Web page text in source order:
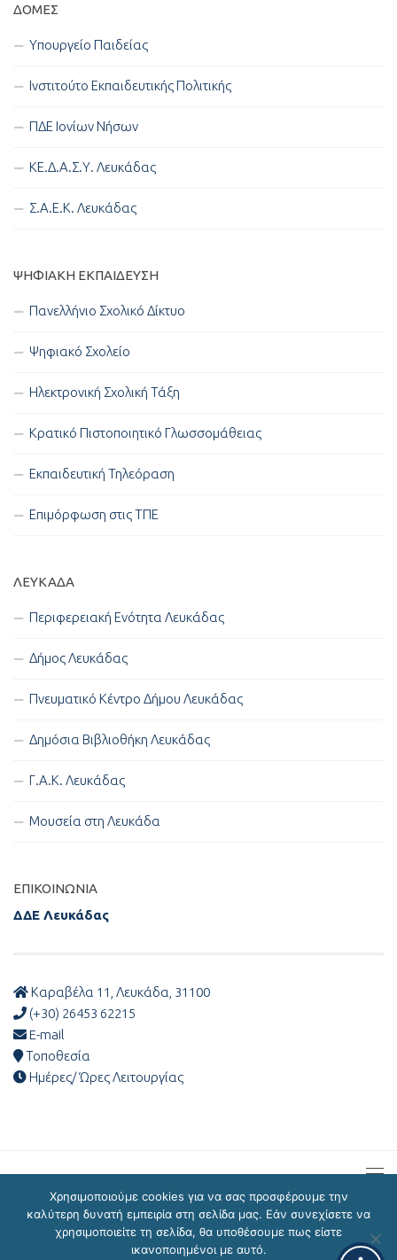
ΔΟΜΈΣ
Υπουργείο Παιδείας
Ινστιτούτο Εκπαιδευτικής Πολιτικής
ΠΔΕ Ιονίων Νήσων
ΚΕ.Δ.Α.Σ.Υ. Λευκάδας
Σ.Α.Ε.Κ. Λευκάδας
ΨΗΦΙΑΚΉ ΕΚΠΑΊΔΕΥΣΗ
Πανελλήνιο Σχολικό Δίκτυο
Ψηφιακό Σχολείο
Ηλεκτρονική Σχολική Τάξη
Κρατικό Πιστοποιητικό Γλωσσομάθειας
Εκπαιδευτική Τηλεόραση
Επιμόρφωση στις ΤΠΕ
ΛΕΥΚΑΔΑ
Περιφερειακή Ενότητα Λευκάδας
Δήμος Λευκάδας
Πνευματικό Κέντρο Δήμου Λευκάδας
Δημόσια Βιβλιοθήκη Λευκάδας
Γ.Α.Κ. Λευκάδας
Μουσεία στη Λευκάδα
ΕΠΙΚΟΙΝΩΝΊΑ
ΔΔΕ Λευκάδας
Καραβέλα 11, Λευκάδα, 31100
(+30) 26453 62215
E-mail
Τοποθεσία
Ημέρες/ Ώρες Λειτουργίας
ΔΔΕ Λευκάδας © 2026
Χρησιμοποιούμε cookies για να σας προσφέρουμε την
καλύτερη δυνατή εμπειρία στη σελίδα μας. Εάν συνεχίσετε να
χρησιμοποιείτε τη σελίδα, θα υποθέσουμε πως είστε
ικανοποιημένοι με αυτό.